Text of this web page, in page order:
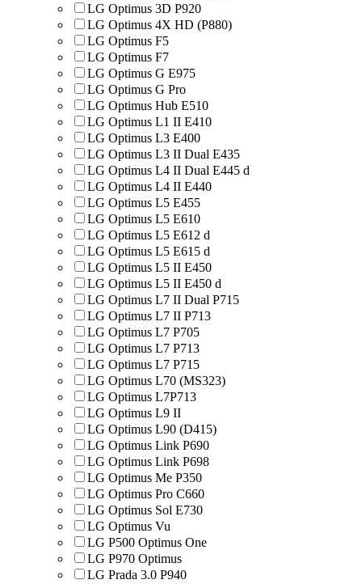
LG Optimus 3D P920
LG Optimus 4X HD (P880)
LG Optimus F5
LG Optimus F7
LG Optimus G E975
LG Optimus G Pro
LG Optimus Hub E510
LG Optimus L1 II E410
LG Optimus L3 E400
LG Optimus L3 II Dual E435
LG Optimus L4 II Dual E445 d
LG Optimus L4 II E440
LG Optimus L5 E455
LG Optimus L5 E610
LG Optimus L5 E612 d
LG Optimus L5 E615 d
LG Optimus L5 II E450
LG Optimus L5 II E450 d
LG Optimus L7 II Dual P715
LG Optimus L7 II P713
LG Optimus L7 P705
LG Optimus L7 P713
LG Optimus L7 P715
LG Optimus L70 (MS323)
LG Optimus L7P713
LG Optimus L9 II
LG Optimus L90 (D415)
LG Optimus Link P690
LG Optimus Link P698
LG Optimus Me P350
LG Optimus Pro C660
LG Optimus Sol E730
LG Optimus Vu
LG P500 Optimus One
LG P970 Optimus
LG Prada 3.0 P940